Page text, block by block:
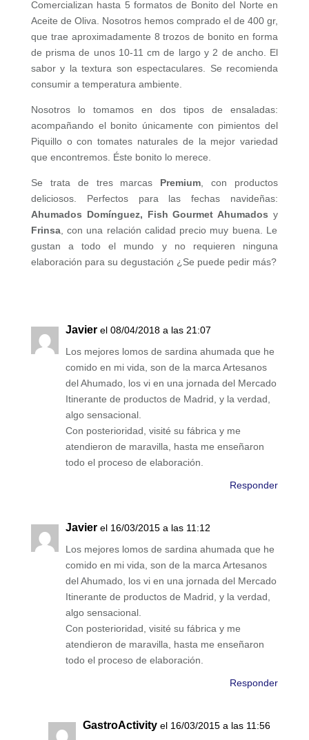
Comercializan hasta 5 formatos de Bonito del Norte en
Aceite de Oliva. Nosotros hemos comprado el de 400 gr,
que trae aproximadamente 8 trozos de bonito en forma
de prisma de unos 10-11 cm de largo y 2 de ancho. El
sabor y la textura son espectaculares. Se recomienda
consumir a temperatura ambiente.
Nosotros lo tomamos en dos tipos de ensaladas:
acompañando el bonito únicamente con pimientos del
Piquillo o con tomates naturales de la mejor variedad
que encontremos. Éste bonito lo merece.
Se trata de tres marcas Premium , con productos
deliciosos. Perfectos para las fechas navideñas:
Ahumados Domínguez, Fish Gourmet Ahumadosy
Frinsa, con una relación calidad precio muy buena. Le
gustan a todo el mundo y no requieren ninguna
elaboración para su degustación ¿Se puede pedir más?
Javier el 08/04/2018 a las 21:07
Los mejores lomos de sardina ahumada que he
comido en mi vida, son de la marca Artesanos
del Ahumado, los vi en una jornada del Mercado
Itinerante de productos de Madrid, y la verdad,
algo sensacional.
Con posterioridad, visité su fábrica y me
atendieron de maravilla, hasta me enseñaron
todo el proceso de elaboración.
Responder
Javier el 16/03/2015 a las 11:12
Los mejores lomos de sardina ahumada que he
comido en mi vida, son de la marca Artesanos
del Ahumado, los vi en una jornada del Mercado
Itinerante de productos de Madrid, y la verdad,
algo sensacional.
Con posterioridad, visité su fábrica y me
atendieron de maravilla, hasta me enseñaron
todo el proceso de elaboración.
Responder
GastroActivity el 16/03/2015 a las 11:56